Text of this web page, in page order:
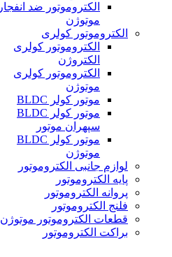
الکتروموتور ضد انفجار
موتوژن
الکتروموتور کولری
الکتروموتور کولری
الکتروژن
الکتروموتور کولری
موتوژن
موتور کولر BLDC
موتور کولر BLDC
سپهران موتور
موتور کولر BLDC
موتوژن
لوازم جانبی الکتروموتور
پایه الکتروموتور
پروانه الکتروموتور
فلنج الکتروموتور
قطعات الکتروموتور موتوژن
براکت الکتروموتور